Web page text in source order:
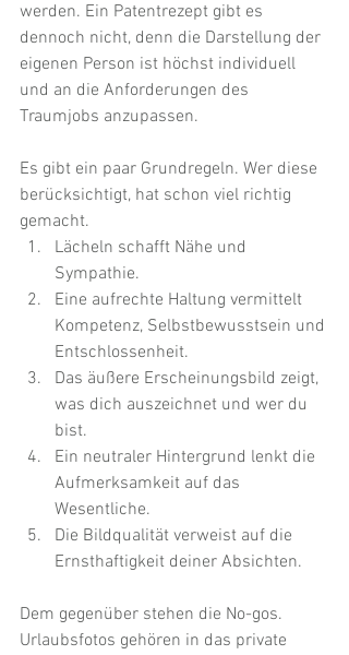
werden. Ein Patentrezept gibt es
dennoch nicht, denn die Darstellung der
eigenen Person ist höchst individuell
und an die Anforderungen des
Traumjobs anzupassen.
Es gibt ein paar Grundregeln. Wer diese
berücksichtigt, hat schon viel richtig
gemacht.
Lächeln schafft Nähe und
Sympathie.
Eine aufrechte Haltung vermittelt
Kompetenz, Selbstbewusstsein und
Entschlossenheit.
Das äußere Erscheinungsbild zeigt,
was dich auszeichnet und wer du
bist.
Ein neutraler Hintergrund lenkt die
Aufmerksamkeit auf das
Wesentliche.
Die Bildqualität verweist auf die
Ernsthaftigkeit deiner Absichten.
Dem gegenüber stehen die No-gos.
Urlaubsfotos gehören in das private